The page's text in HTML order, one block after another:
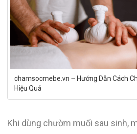
chamsocmebe.vn – Hướng Dẫn Cách
Hiệu Quả
Khi dùng chườm muối sau sinh,